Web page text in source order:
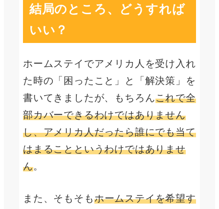
結局のところ、どうすれば
いい？
ホームステイでアメリカ人を受け入れ
た時の「困ったこと」と「解決策」を
書いてきましたが、もちろんこれで全
部カバーできるわけではありません
し、アメリカ人だったら誰にでも当て
はまることというわけではありませ
ん。
また、そもそもホームステイを希望す